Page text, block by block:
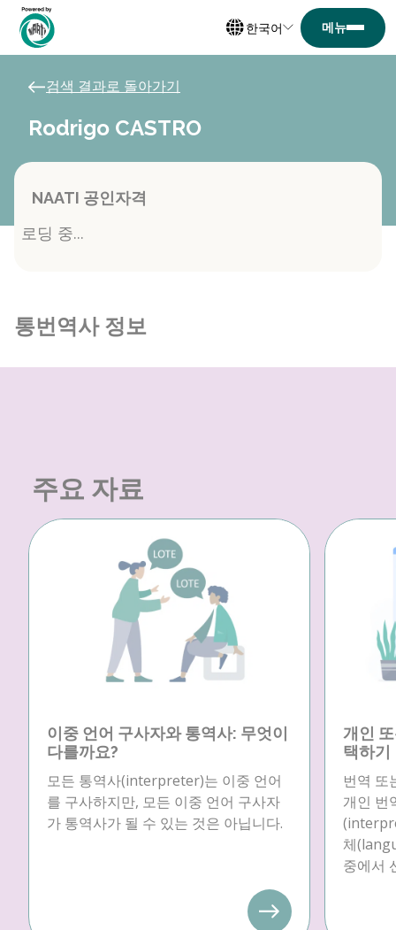
한국어
검색 결과로 돌아가기
Rodrigo CASTRO
NAATI 공인자격
로딩 중...
통번역사 정보
주요 자료
이중 언어 구사자와 통역사: 무엇이
다를까요?
모든 통역사(interpreter)는 이중 언어
를 구사하지만, 모든 이중 언어 구사자
가 통역사가 될 수 있는 것은 아닙니다.
개인
택하기
번역 또
개인 번
체
중에서